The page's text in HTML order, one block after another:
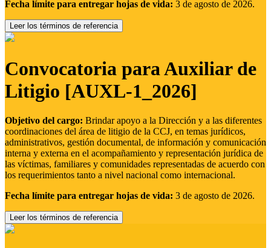
Fecha límite para entregar hojas de vida: 3 de agosto de 2026.
Leer los términos de referencia
Convocatoria para Auxiliar de
Litigio [AUXL-1_2026]
Objetivo del cargo: Brindar apoyo a la Dirección y a las diferentes
coordinaciones del área de litigio de la CCJ, en temas jurídicos,
administrativos, gestión documental, de información y comunicación
interna y externa en el acompañamiento y representación jurídica de
las víctimas, familiares y comunidades representadas de acuerdo con
los requerimientos tanto a nivel nacional como internacional.
Fecha límite para entregar hojas de vida: 3 de agosto de 2026.
Leer los términos de referencia